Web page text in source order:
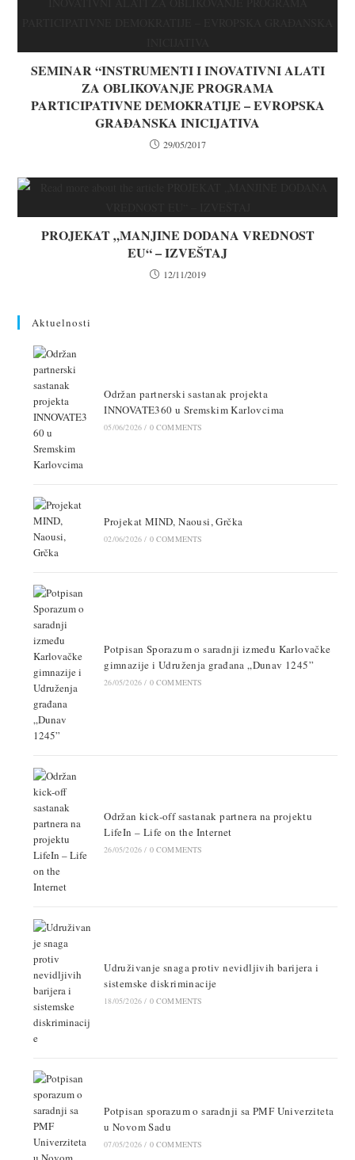
SEMINAR “INSTRUMENTI I INOVATIVNI ALATI
ZA OBLIKOVANJE PROGRAMA
PARTICIPATIVNE DEMOKRATIJE – EVROPSKA
GRAĐANSKA INICIJATIVA
29/05/2017
PROJEKAT „MANJINE DODANA VREDNOST
EU“ – IZVEŠTAJ
12/11/2019
Aktuelnosti
Održan partnerski sastanak projekta
INNOVATE360 u Sremskim Karlovcima
05/06/2026 / 0 COMMENTS
Projekat MIND, Naousi, Grčka
02/06/2026 / 0 COMMENTS
Potpisan Sporazum o saradnji između Karlovačke
gimnazije i Udruženja građana „Dunav 1245”
26/05/2026 / 0 COMMENTS
Održan kick-off sastanak partnera na projektu
LifeIn – Life on the Internet
26/05/2026 / 0 COMMENTS
Udruživanje snaga protiv nevidljivih barijera i
sistemske diskriminacije
18/05/2026 / 0 COMMENTS
Potpisan sporazum o saradnji sa PMF Univerziteta
u Novom Sadu
07/05/2026 / 0 COMMENTS